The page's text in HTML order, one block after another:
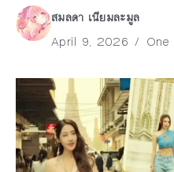
สมลดา เนียมละมูล
April 9, 2026
One